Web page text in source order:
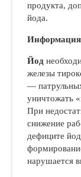
продукта,
йода.
Информация
Йод
железы
—
уничтожать
При
снижение
дефиците
нарушается